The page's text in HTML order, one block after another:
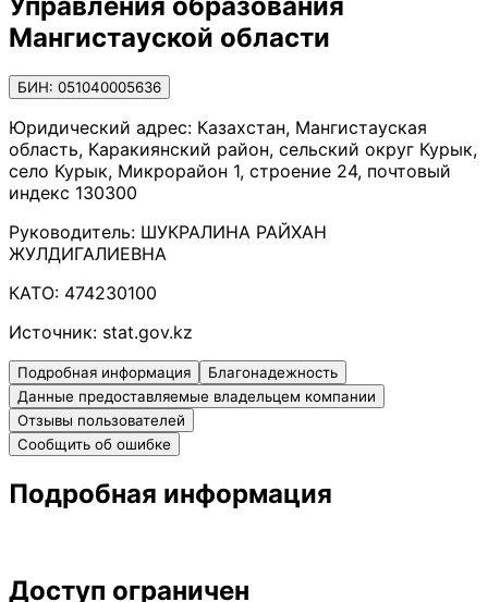
Мангистауской области
БИН: 051040005636
Юридический адрес: Казахстан, Мангистауская
область, Каракиянский район, сельский округ Курык,
село Курык, Микрорайон 1, строение 24, почтовый
индекс 130300
Руководитель: ШУКРАЛИНА РАЙХАН
ЖУЛДИГАЛИЕВНА
КАТО: 474230100
Источник: stat.gov.kz
Подробная информация
Благонадежность
Данные предоставляемые владельцем компании
Отзывы пользователей
Сообщить об ошибке
Подробная информация
Доступ ограничен